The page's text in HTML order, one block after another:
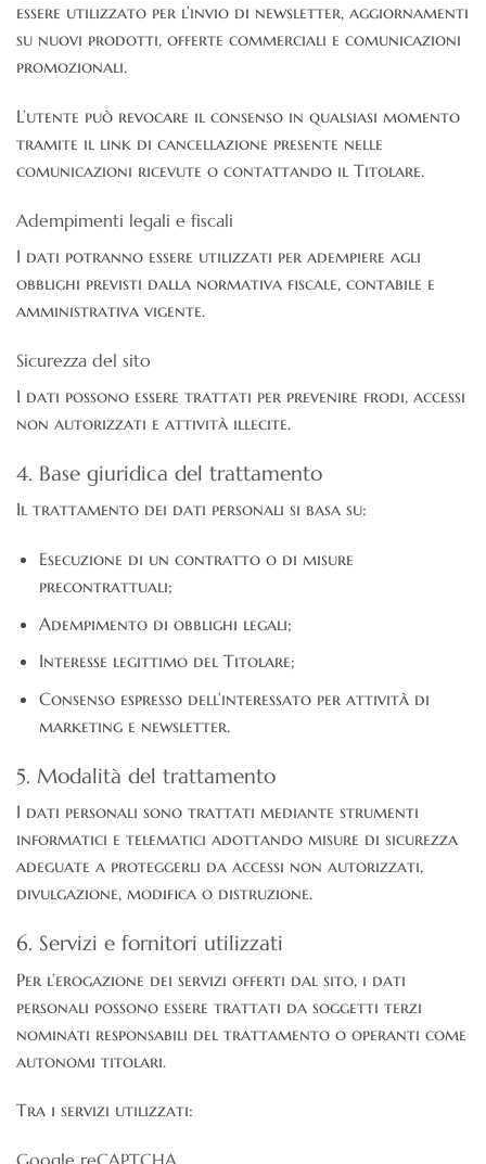
essere utilizzato per l’invio di newsletter, aggiornamenti
su nuovi prodotti, offerte commerciali e comunicazioni
promozionali.
L’utente può revocare il consenso in qualsiasi momento
tramite il link di cancellazione presente nelle
comunicazioni ricevute o contattando il Titolare.
Adempimenti legali e fiscali
I dati potranno essere utilizzati per adempiere agli
obblighi previsti dalla normativa fiscale, contabile e
amministrativa vigente.
Sicurezza del sito
I dati possono essere trattati per prevenire frodi, accessi
non autorizzati e attività illecite.
4. Base giuridica del trattamento
Il trattamento dei dati personali si basa su:
Esecuzione di un contratto o di misure
precontrattuali;
Adempimento di obblighi legali;
Interesse legittimo del Titolare;
Consenso espresso dell’interessato per attività di
marketing e newsletter.
5. Modalità del trattamento
I dati personali sono trattati mediante strumenti
informatici e telematici adottando misure di sicurezza
adeguate a proteggerli da accessi non autorizzati,
divulgazione, modifica o distruzione.
6. Servizi e fornitori utilizzati
Per l’erogazione dei servizi offerti dal sito, i dati
personali possono essere trattati da soggetti terzi
nominati responsabili del trattamento o operanti come
autonomi titolari.
Tra i servizi utilizzati: